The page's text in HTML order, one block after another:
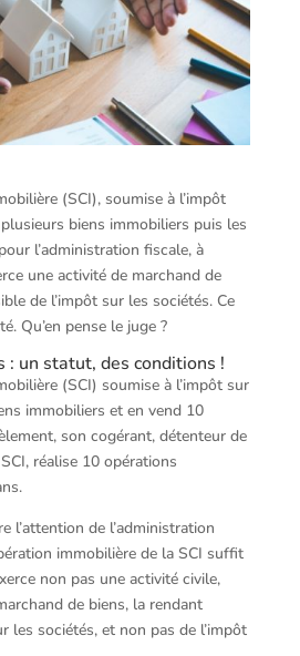
(SCI), soumise à l’impôt
biens immobiliers puis les
l’administration fiscale, à
une activité de marchand de
de l’impôt sur les sociétés. Ce
Qu’en pense le juge ?
: un statut, des conditions !
(SCI) soumise à l’impôt sur
immobiliers et en vend 10
son cogérant, détenteur de
réalise 10 opérations
l’attention de l’administration
immobilière de la SCI suffit
non pas une activité civile,
de biens, la rendant
les sociétés, et non pas de l’impôt